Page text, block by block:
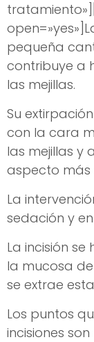
pequeña
contribuye a
las mejillas.
Su
con la cara
las mejillas y
aspecto más
La
sedación y
La incisión
la mucosa
se extrae
Los puntos
incisiones